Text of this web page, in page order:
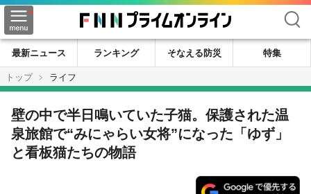
検索
最新ニュース ランキング そなえる防災
特集
トップ
ライフ
壁の中で半日鳴いていた子猫。保護された温
泉旅館で“みにゃらい女将”になった「ゆず」
と看板猫たちの物語